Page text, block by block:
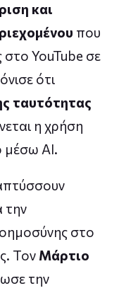
και
που
στο YouTube σε
ότι
ταυτότητας
η χρήση
μέσω AI.
την
στο
Τον Μάρτιο
την